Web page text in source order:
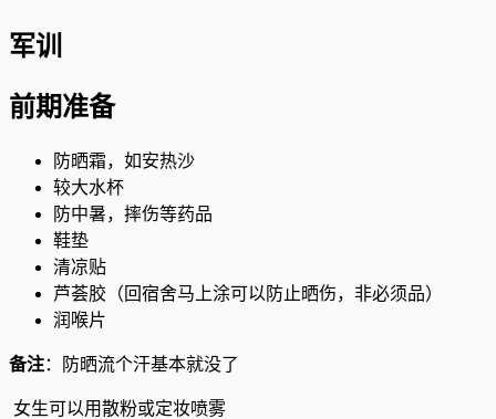
军训
前期准备
防晒霜，如安热沙
较大水杯
防中暑，摔伤等药品
鞋垫
清凉贴
芦荟胶（回宿舍马上涂可以防止晒伤，非必须品）
润喉片
备注：防晒流个汗基本就没了
​ 女生可以用散粉或定妆喷雾